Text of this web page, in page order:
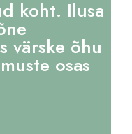
koht. Ilusa
värske õhu
osas